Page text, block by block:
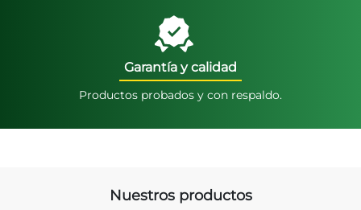
Garantía y calidad
Productos probados y con respaldo.
Nuestros productos